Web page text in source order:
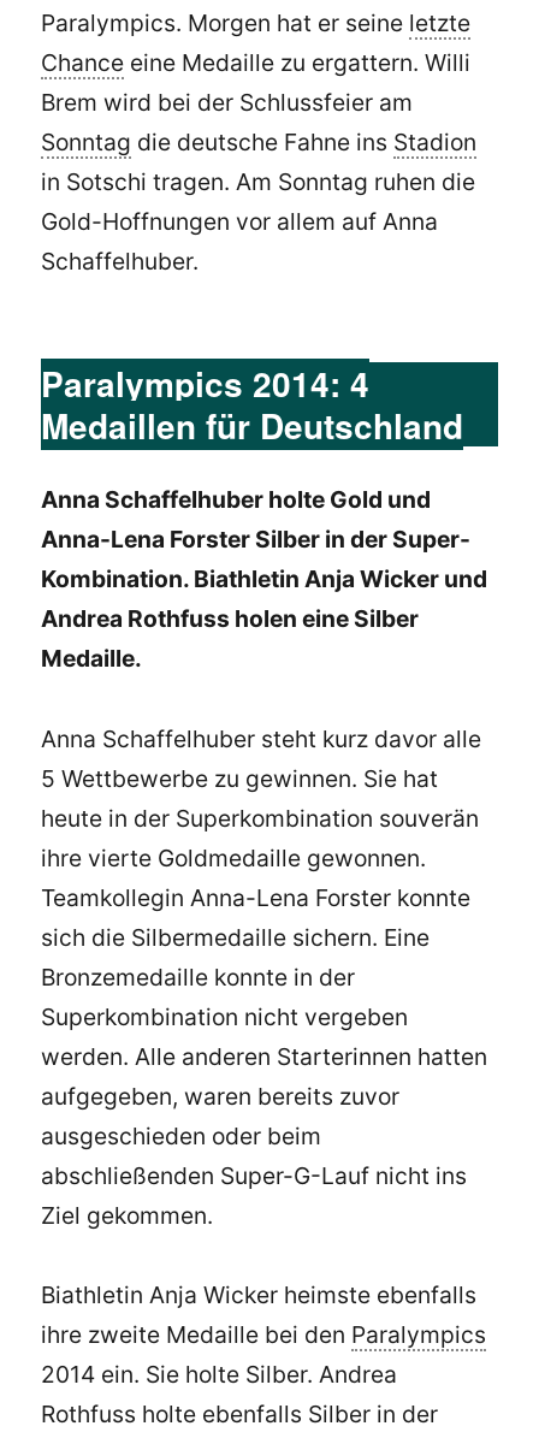
Paralympics. Morgen hat er seine letzte
Chance eine Medaille zu ergattern. Willi
Brem wird bei der Schlussfeier am
Sonntag die deutsche Fahne ins Stadion
in Sotschi tragen. Am Sonntag ruhen die
Gold-Hoffnungen vor allem auf Anna
Schaffelhuber.
Paralympics 2014: 4
Medaillen für Deutschland
Anna Schaffelhuber holte Gold und
Anna-Lena Forster Silber in der Super-
Kombination. Biathletin Anja Wicker und
Andrea Rothfuss holen eine Silber
Medaille.
Anna Schaffelhuber steht kurz davor alle
5 Wettbewerbe zu gewinnen. Sie hat
heute in der Superkombination souverän
ihre vierte Goldmedaille gewonnen.
Teamkollegin Anna-Lena Forster konnte
sich die Silbermedaille sichern. Eine
Bronzemedaille konnte in der
Superkombination nicht vergeben
werden. Alle anderen Starterinnen hatten
aufgegeben, waren bereits zuvor
ausgeschieden oder beim
abschließenden Super-G-Lauf nicht ins
Ziel gekommen.
Biathletin Anja Wicker heimste ebenfalls
ihre zweite Medaille bei den Paralympics
2014 ein. Sie holte Silber. Andrea
Rothfuss holte ebenfalls Silber in der